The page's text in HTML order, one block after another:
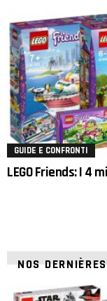
GUIDE E CONFRONTI
LEGO Friends: I 4
NOS